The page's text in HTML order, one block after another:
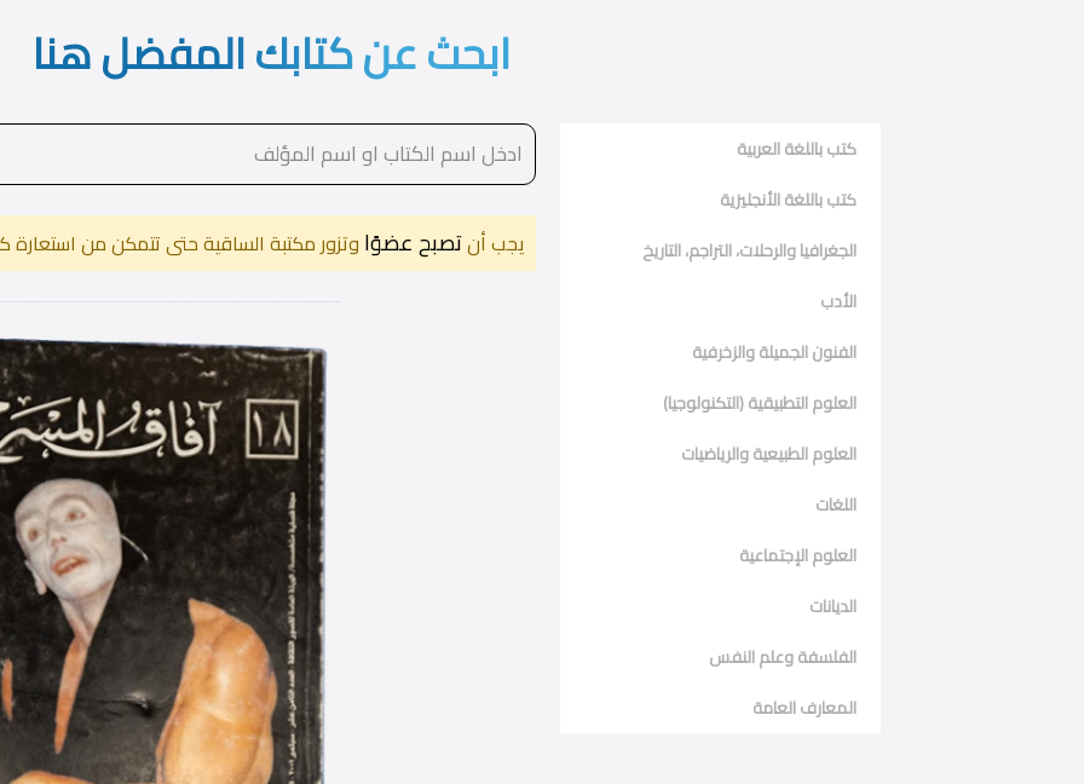
ابحث عن كتابك المفضل هنا
كتب باللغة العربية
كتب باللغة الأنجليزية
الجغرافيا والرحلات، التراجم، التاريخ
الأدب
الفنون الجميلة والزخرفية
العلوم التطبيقية (التكنولوجيا)
العلوم الطبيعية والرياضيات
اللغات
العلوم الإجتماعية
الديانات
الفلسفة وعلم النفس
المعارف العامة
يجب أنتصبح عضوًا وتزور مكتبة الساقية حتى تتمكن من استعارة